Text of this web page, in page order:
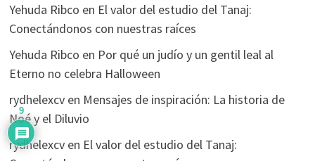
Yehuda Ribco en El valor del estudio del Tanaj:
Conectándonos con nuestras raíces
Yehuda Ribco en Por qué un judío y un gentil leal al
Eterno no celebra Halloween
rydhelexcven Mensajes de inspiración: La historia de
Noé y el Diluvio
rydhelexcven El valor del estudio del Tanaj:
9